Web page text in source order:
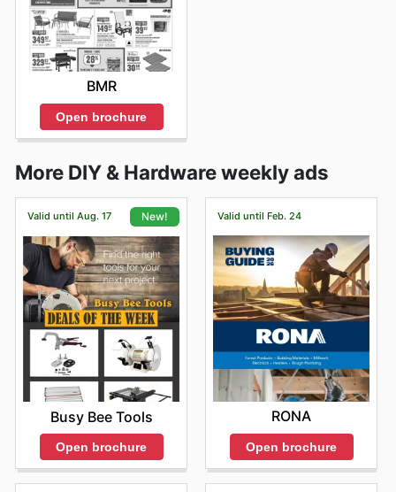
BMR
Open brochure
More DIY & Hardware weekly ads
Valid until Aug. 17 New!
Busy Bee Tools
Open brochure
Valid until Feb. 24
RONA
Open brochure